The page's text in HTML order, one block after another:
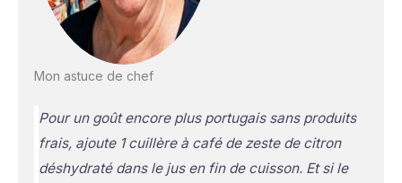
Mon astuce de chef
Pour un goût encore plus portugais sans produits
frais, ajoute 1 cuillère à café de zeste de citron
déshydraté dans le jus en fin de cuisson. Et si le